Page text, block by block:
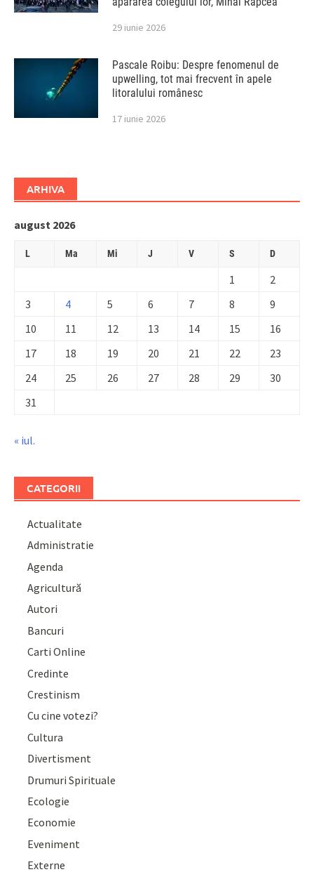
29 iunie 2026
Pascale Roibu: Despre fenomenul de
upwelling, tot mai frecvent în apele
litoralului românesc
17 iunie 2026
ARHIVA
august 2026
L Ma Mi J V S D
1
2
3
4 5 6 7 8
9
10
11 12 13 14 15
16
17
18 19 20 21 22
23
24
25 26 27 28 29
30
31
« iul.
CATEGORII
Actualitate
Administratie
Agenda
Agricultură
Autori
Bancuri
Carti Online
Credinte
Crestinism
Cu cine votezi?
Cultura
Divertisment
Drumuri Spirituale
Ecologie
Economie
Eveniment
Externe